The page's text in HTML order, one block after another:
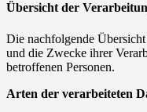
Übersicht der
Die nachfolgende
und die Zwecke ihrer
betroffenen Personen.
Arten der verarbeiteten